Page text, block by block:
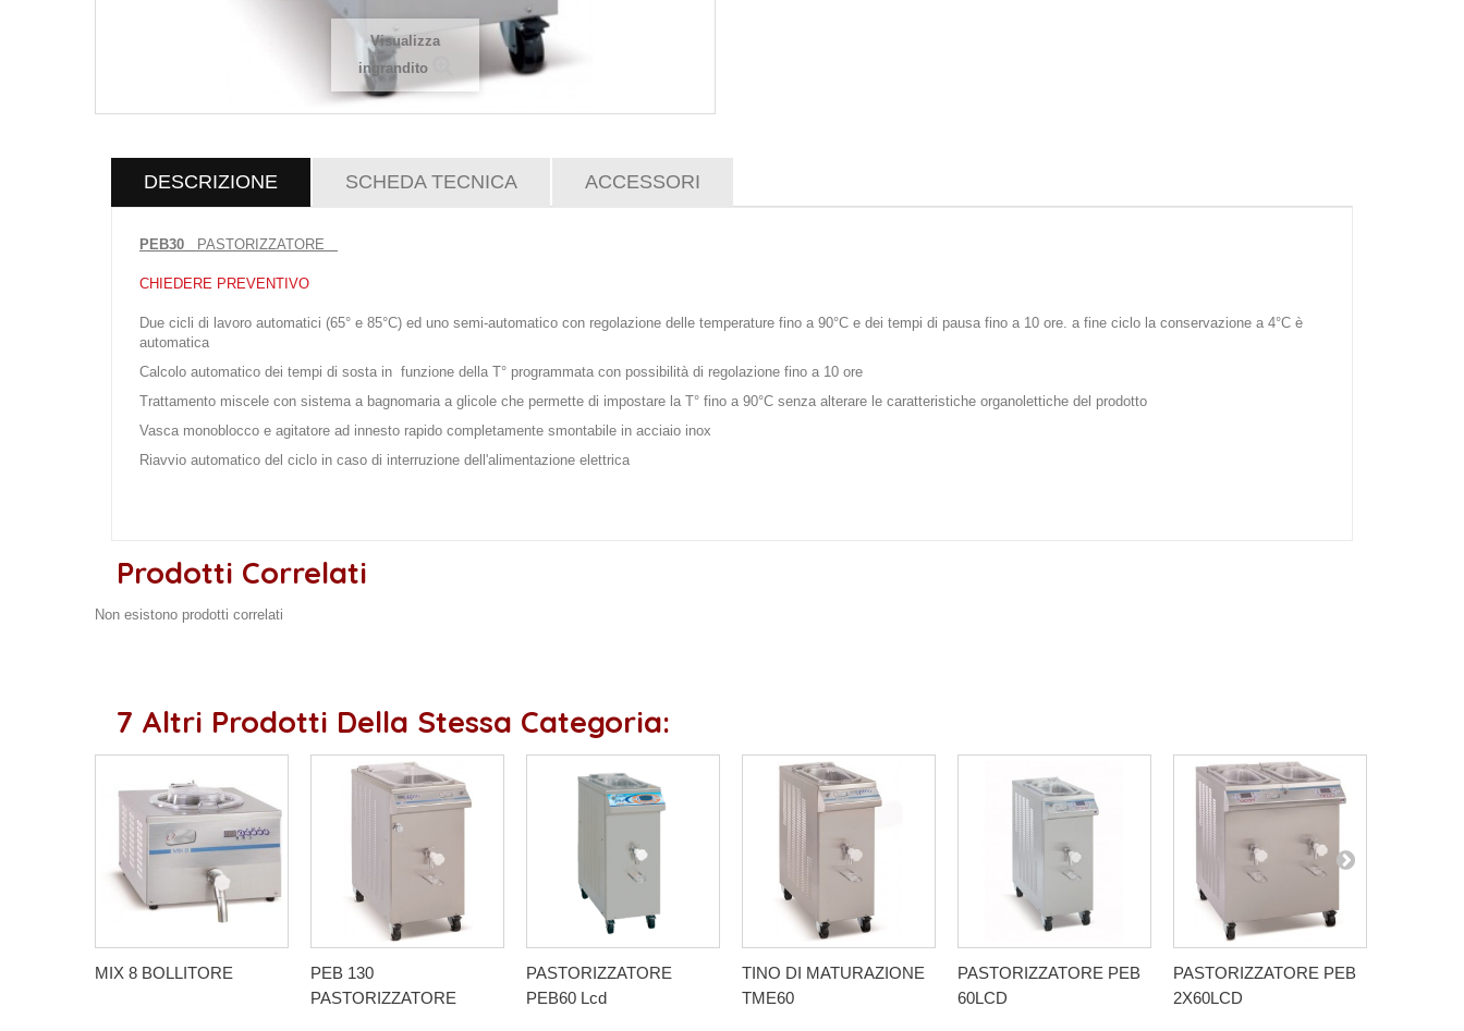
Visualizza
ingrandito
DESCRIZIONE SCHEDA TECNICA ACCESSORI
PEB30 PASTORIZZATORE
CHIEDERE PREVENTIVO
Due cicli di lavoro automatici (65° e 85°C) ed uno semi-automatico con regolazione delle temperature fino a 90°C e dei tempi di pausa fino a 10 ore. a fine ciclo la conservazione a 4°C è
automatica
Calcolo automatico dei tempi di sosta in funzione della T° programmata con possibilità di regolazione fino a 10 ore
Trattamento miscele con sistema a bagnomaria a glicole che permette di impostare la T° fino a 90°C senza alterare le caratteristiche organolettiche del prodotto
Vasca monoblocco e agitatore ad innesto rapido completamente smontabile in acciaio inox
Riavvio automatico del ciclo in caso di interruzione dell'alimentazione elettrica
Prodotti Correlati
Non esistono prodotti correlati
7 Altri Prodotti Della Stessa Categoria:
MIX 8 BOLLITORE
PEB 130
PASTORIZZATORE
PASTORIZZATORE
PEB60 Lcd
TINO DI MATURAZIONE
TME60
PASTORIZZATORE PEB
60LCD
PASTORIZZATORE PEB
2X60LCD